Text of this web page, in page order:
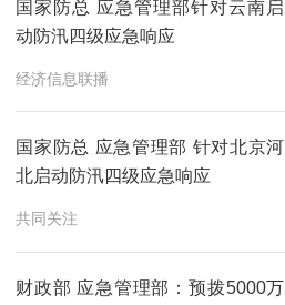
国家防总 应急管理部针对云南启
动防汛四级应急响应
经济信息联播
国家防总 应急管理部 针对北京河
北启动防汛四级应急响应
共同关注
财政部 应急管理部：预拨5000万